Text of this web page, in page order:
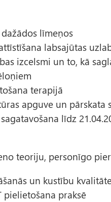
līmeņos
labsajūtas
izcelsmi un to, kā
terapijā
apguve un pārskata
līdz
teoriju, personīgo
un kustību
pielietošana praksē